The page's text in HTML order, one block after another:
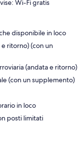
Wi-Fi gratis
disponibile in loco
ritorno) (con un
(andata e ritorno)
(con un supplemento)
in loco
posti limitati